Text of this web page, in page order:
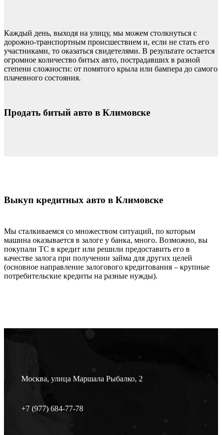
Каждый день, выходя на улицу, мы можем столкнуться с
дорожно-транспортным происшествием и, если не стать его
участниками, то оказаться свидетелями. В результате остается
огромное количество битых авто, пострадавших в разной
степени сложности: от помятого крыла или бампера до самого
плачевного состояния.
Продать битый авто в Климовске
Выкуп кредитных авто в Климовске
Мы сталкиваемся со множеством ситуаций, по которым
машина оказывается в залоге у банка, много. Возможно, вы
покупали ТС в кредит или решили предоставить его в
качестве залога при получении займа для других целей
(основное направление залогового кредитования – крупные
потребительские кредиты на разные нужды).
Москва, улица Маршала Рыбалко, 2
+7 (977) 684-77-78